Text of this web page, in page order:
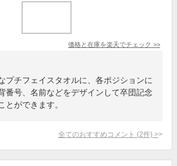
価格と在庫を楽天でチェック >>
プチフェイスタオルに、各ポジションに
番号、名前などをデザインして卒団記念
とができます。
全てのおすすめコメント (2件) >